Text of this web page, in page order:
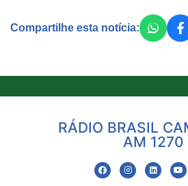
Compartilhe esta notícia:
RÁDIO BRASIL
AM 1270